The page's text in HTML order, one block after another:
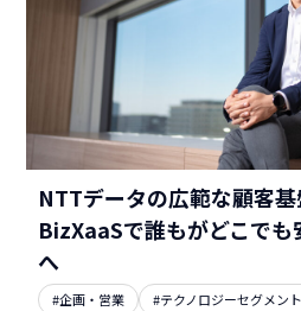
NTTデータの広範な顧客基
BizXaaSで誰もがどこで
へ
#企画・営業 #テクノロジーセグメント